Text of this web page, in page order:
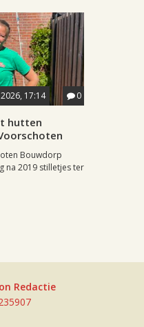
17:14 0
hutten
Bouwdorp
na 2019 stilletjes ter
Redactie